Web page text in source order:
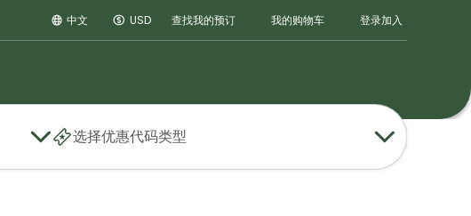
中文 USD 查找我的预订 我的购物车 登录加入
选择优惠代码类型